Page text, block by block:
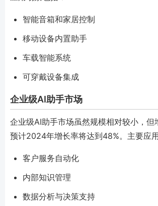
智能音箱和家居控制
移动设备内置助手
车载智能系统
可穿戴设备集成
企业级AI助手市场
企业级AI助手市场虽然规模相对较小，但
预计2024年增长率将达到48%。主要应
客户服务自动化
内部知识管理
数据分析与决策支持